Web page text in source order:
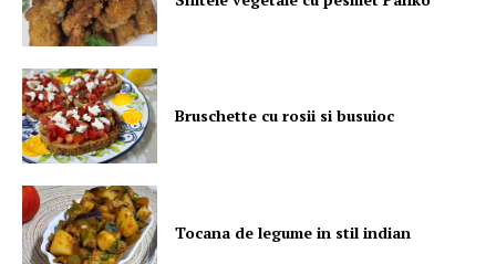
Bruschette cu rosii si busuioc
Tocana de legume in stil indian